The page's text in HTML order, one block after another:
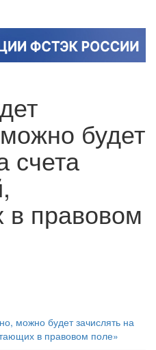
будет
счета
правовом
можно будет зачислять на
в правовом поле»